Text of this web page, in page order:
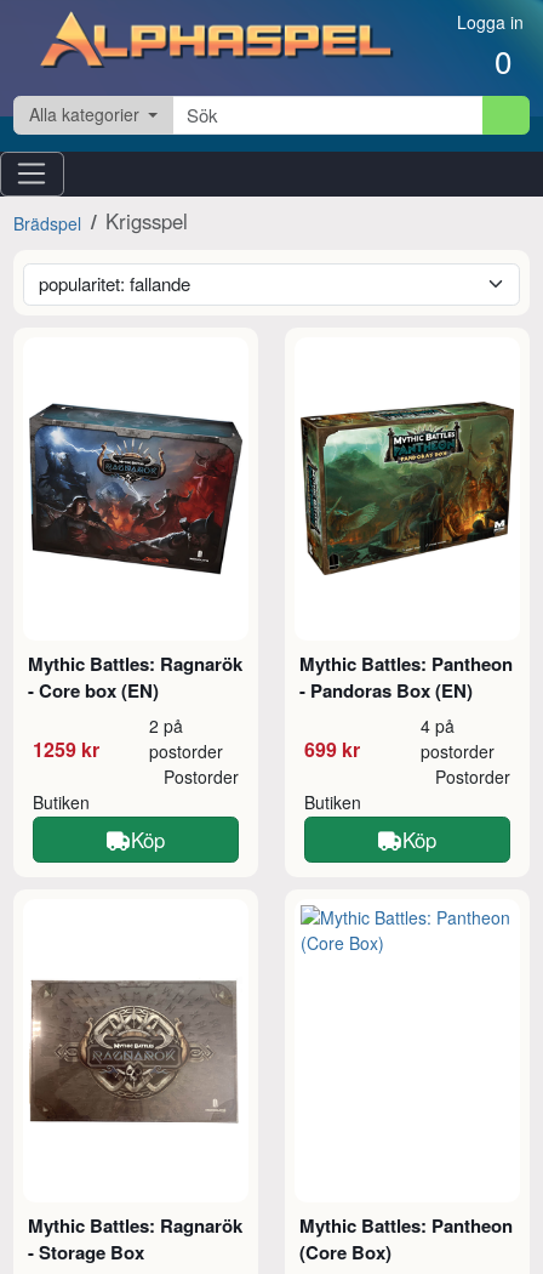
Hoppa till innehåll Logga in
0
Alla kategorier
Brädspel Krigsspel
Mythic Battles: Ragnarök
- Core box (EN)
1259 kr
2 på
postorder
Butiken
Postorder
Köp
Mythic Battles: Pantheon
- Pandoras Box (EN)
699 kr
4 på
postorder
Butiken
Postorder
Köp
Mythic Battles: Ragnarök
- Storage Box
Mythic Battles: Pantheon
(Core Box)